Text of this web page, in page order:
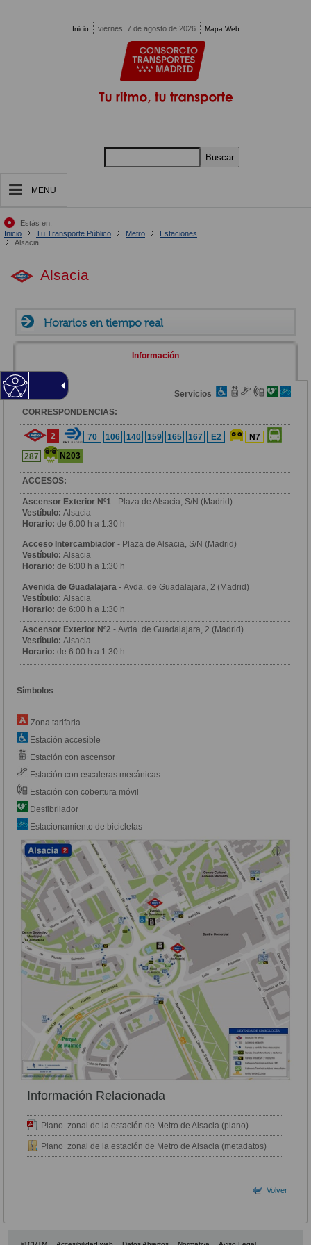
Inicio viernes, 7 de agosto de 2026 Mapa Web
Buscar
MENU
Estás en:
Inicio
Tu Transporte Público Metro
Estaciones
Alsacia
Alsacia
Horarios en tiempo real
Información
Zona
Servicios
CORRESPONDENCIAS:
2 70 106 140 159 165 167 E2
N7
287
N203
ACCESOS:
Ascensor Exterior Nº1 - Plaza de Alsacia, S/N (Madrid)
Vestíbulo: Alsacia
Horario: de 6:00 h a 1:30 h
Acceso Intercambiador - Plaza de Alsacia, S/N (Madrid)
Vestíbulo: Alsacia
Horario: de 6:00 h a 1:30 h
Avenida de Guadalajara - Avda. de Guadalajara, 2 (Madrid)
Vestíbulo: Alsacia
Horario: de 6:00 h a 1:30 h
Ascensor Exterior Nº2 - Avda. de Guadalajara, 2 (Madrid)
Vestíbulo: Alsacia
Horario: de 6:00 h a 1:30 h
Símbolos
Zona tarifaria
Estación accesible
Estación con ascensor
Estación con escaleras mecánicas
Estación con cobertura móvil
Desfibrilador
Estacionamiento de bicicletas
Información Relacionada
Plano zonal de la estación de Metro de Alsacia (plano)
Plano zonal de la estación de Metro de Alsacia (metadatos)
Volver